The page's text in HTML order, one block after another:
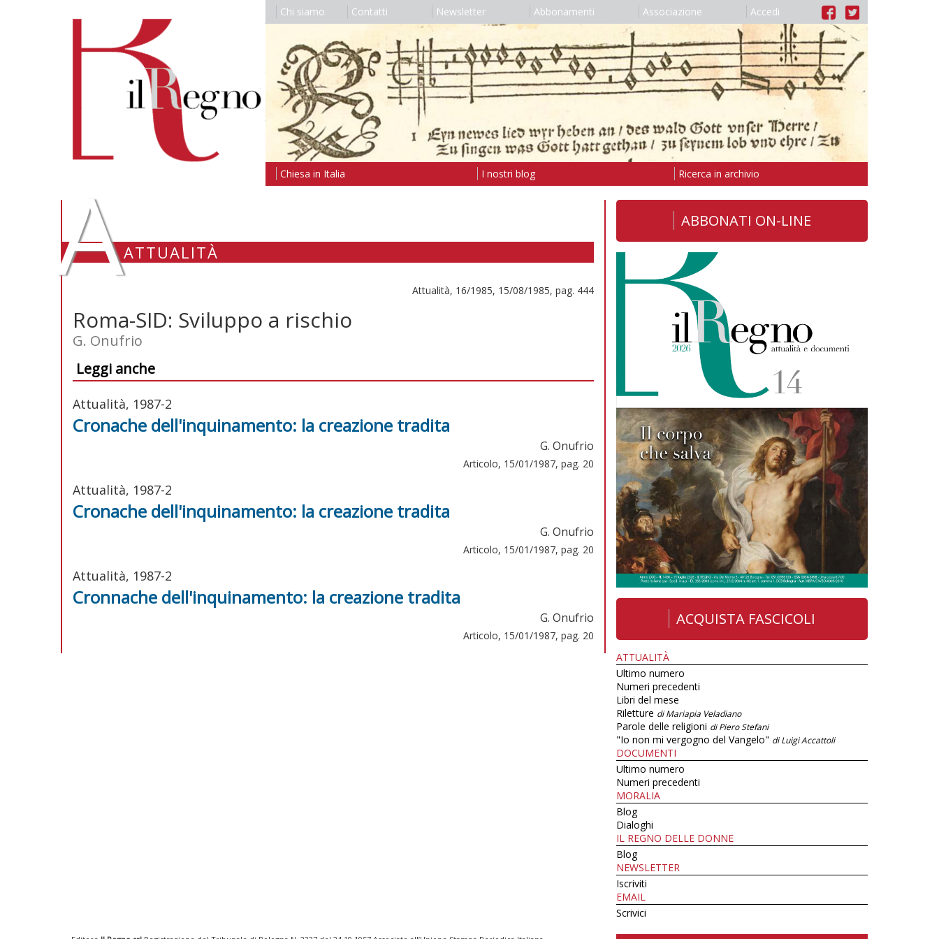
Chi siamo Contatti Newsletter Abbonamenti Associazione Accedi
Chiesa in Italia I nostri blog Ricerca in archivio
AATTUALITÀ
Attualità, 16/1985, 15/08/1985, pag. 444
Roma-SID: Sviluppo a rischio
G. Onufrio
Leggi anche
Attualità, 1987-2
Cronache dell'inquinamento: la creazione tradita
G. Onufrio
Articolo, 15/01/1987, pag. 20
Attualità, 1987-2
Cronache dell'inquinamento: la creazione tradita
G. Onufrio
Articolo, 15/01/1987, pag. 20
Attualità, 1987-2
Cronnache dell'inquinamento: la creazione tradita
G. Onufrio
Articolo, 15/01/1987, pag. 20
ABBONATI ON-LINE
ACQUISTA FASCICOLI
ATTUALITÀ
Ultimo numero
Numeri precedenti
Libri del mese
Riletture di Mariapia Veladiano
Parole delle religioni di Piero Stefani
"Io non mi vergogno del Vangelo" di Luigi Accattoli
DOCUMENTI
Ultimo numero
Numeri precedenti
MORALIA
Blog
Dialoghi
IL REGNO DELLE DONNE
Blog
NEWSLETTER
Iscriviti
EMAIL
Scrivici